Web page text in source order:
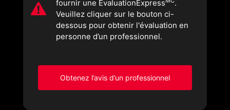
fournir une ÉvaluationExpress
.
Veuillez cliquer sur le bouton ci-
dessous pour obtenir l'évaluation en
personne d’un professionnel.
Obtenez l’avis d’un professionnel